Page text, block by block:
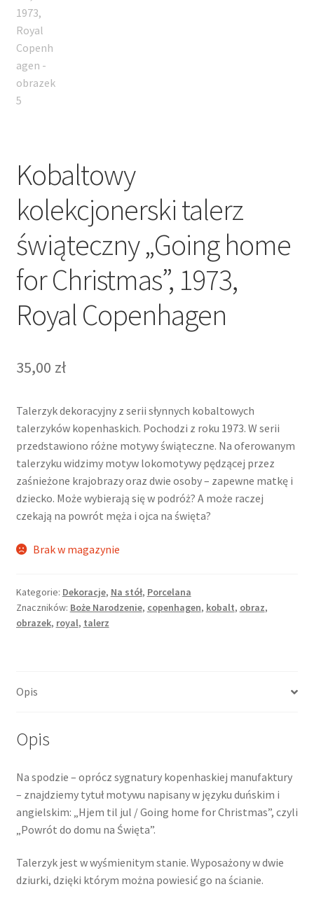
Kobaltowy
kolekcjonerski talerz
świąteczny „Going home
for Christmas”, 1973,
Royal Copenhagen
35,00 zł
Talerzyk dekoracyjny z serii słynnych kobaltowych
talerzyków kopenhaskich. Pochodzi z roku 1973. W serii
przedstawiono różne motywy świąteczne. Na oferowanym
talerzyku widzimy motyw lokomotywy pędzącej przez
zaśnieżone krajobrazy oraz dwie osoby – zapewne matkę i
dziecko. Może wybierają się w podróż? A może raczej
czekają na powrót męża i ojca na święta?
Brak w magazynie
Kategorie: Dekoracje, Na stół, Porcelana
Znaczników: Boże Narodzenie, copenhagen, kobalt, obraz,
obrazek, royal, talerz
Opis
Opis
Na spodzie – oprócz sygnatury kopenhaskiej manufaktury
– znajdziemy tytuł motywu napisany w języku duńskim i
angielskim: „Hjem til jul / Going home for Christmas”, czyli
„Powrót do domu na Święta”.
Talerzyk jest w wyśmienitym stanie. Wyposażony w dwie
dziurki, dzięki którym można powiesić go na ścianie.